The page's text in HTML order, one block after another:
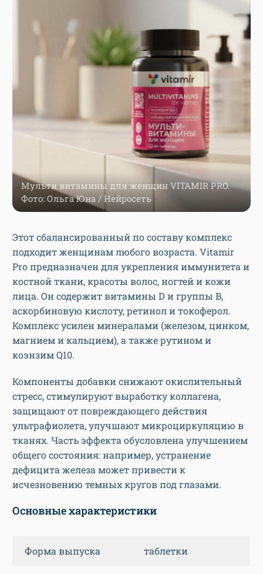
Мульти витамины для женщин VITAMIR PRO.
Фото: Ольга Юна / Нейросеть
Этот сбалансированный по составу комплекс
подходит женщинам любого возраста. Vitamir
Pro предназначен для укрепления иммунитета и
костной ткани, красоты волос, ногтей и кожи
лица. Он содержит витамины D и группы B,
аскорбиновую кислоту, ретинол и токоферол.
Комплекс усилен минералами (железом, цинком,
магнием и кальцием), а также рутином и
коэнзим Q10.
Компоненты добавки снижают окислительный
стресс, стимулируют выработку коллагена,
защищают от повреждающего действия
ультрафиолета, улучшают микроциркуляцию в
тканях. Часть эффекта обусловлена улучшением
общего состояния: например, устранение
дефицита железа может привести к
исчезновению темных кругов под глазами.
Основные характеристики
Форма выпуска таблетки